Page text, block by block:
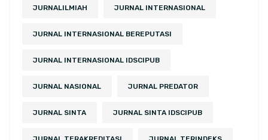
JURNALILMIAH JURNAL INTERNASIONAL
JURNAL INTERNASIONAL BEREPUTASI
JURNAL INTERNASIONAL IDSCIPUB
JURNAL NASIONAL JURNAL PREDATOR
JURNAL SINTA JURNAL SINTA IDSCIPUB